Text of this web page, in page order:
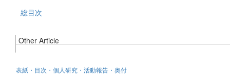
総目次
Other Article
表紙・目次・個人研究・活動報告・奥付